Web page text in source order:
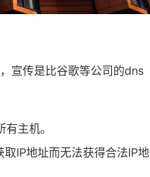
宣传是比谷歌等公司的dns
主机。
IP地址而无法获得合法IP地